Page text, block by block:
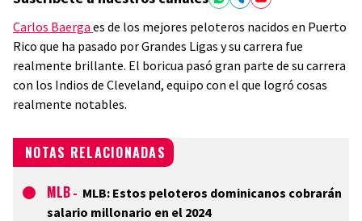
Carlos Baerga es de los mejores peloteros nacidos en Puerto
Rico que ha pasado por Grandes Ligas y su carrera fue
realmente brillante. El boricua pasó gran parte de su carrera
con los Indios de Cleveland, equipo con el que logró cosas
realmente notables.
NOTAS RELACIONADAS
MLB - MLB: Estos peloteros dominicanos cobrarán
salario millonario en el 2024